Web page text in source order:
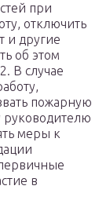
при
отключить
и другие
об этом
В случае
пожарную
руководителю
меры к
в